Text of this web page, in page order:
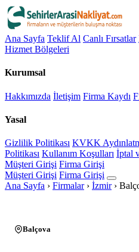
Ana Sayfa Teklif Al Canlı Fırsatlar
Hizmet Bölgeleri
Kurumsal
Hakkımızda İletişim Firma Kaydı
Yasal
Gizlilik Politikası KVKK
Politikası Kullanım Koşulları İptal
Müşteri Girişi Firma Girişi
Müşteri Girişi Firma Girişi
Ana Sayfa › Firmalar › İzmir ›
Balçova